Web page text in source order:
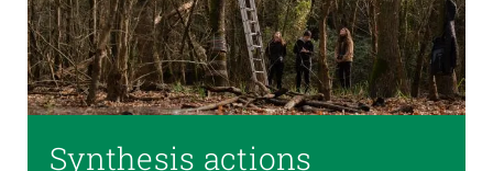
Synthesis actions